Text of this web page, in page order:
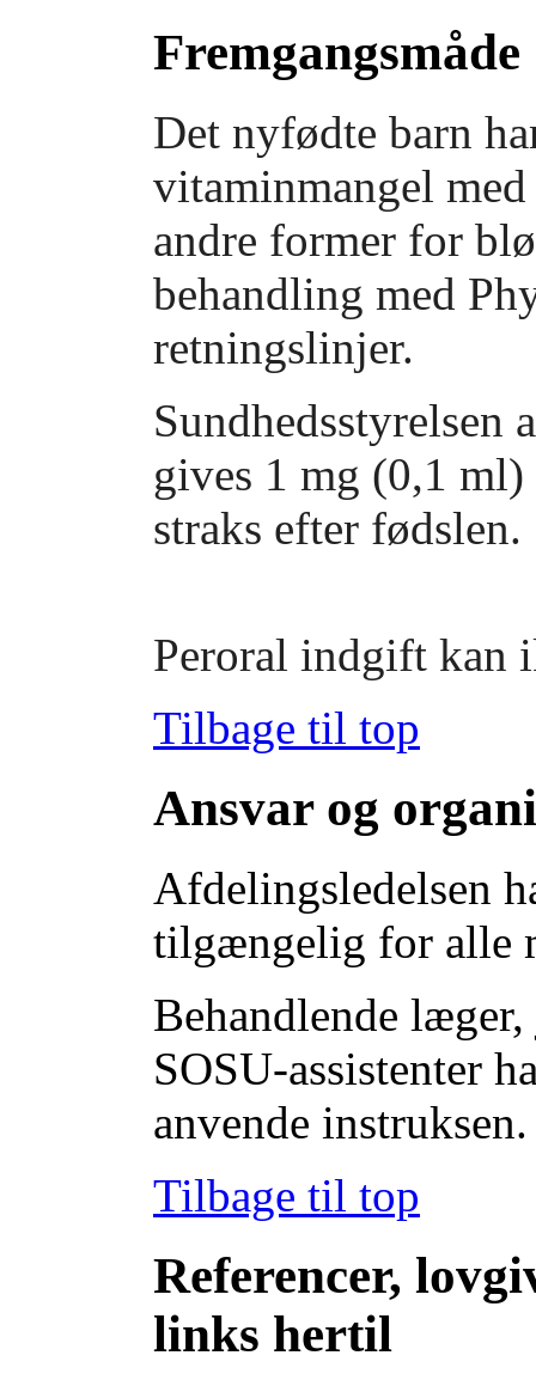
Fremgangsmåde
Det nyfødte barn
vitaminmangel
andre former for
behandling med
retningslinjer.
Sundhedsstyrelsen
gives 1 mg (0,1
straks efter fødslen.
Peroral indgift kan
Tilbage til top
Ansvar og
Afdelingsledelsen
tilgængelig for alle
Behandlende
SOSU-assistenter
anvende instruksen.
Tilbage til top
Referencer,
links hertil